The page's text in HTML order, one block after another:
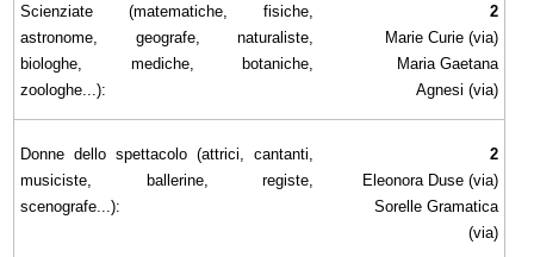
Scienziate (matematiche, fisiche,
astronome, geografe, naturaliste,
biologhe, mediche, botaniche,
zoologhe...):
2
Marie Curie (via)
Maria Gaetana
Agnesi (via)
Donne dello spettacolo (attrici, cantanti,
musiciste, ballerine, registe,
scenografe...):
2
Eleonora Duse (via)
Sorelle Gramatica
(via)